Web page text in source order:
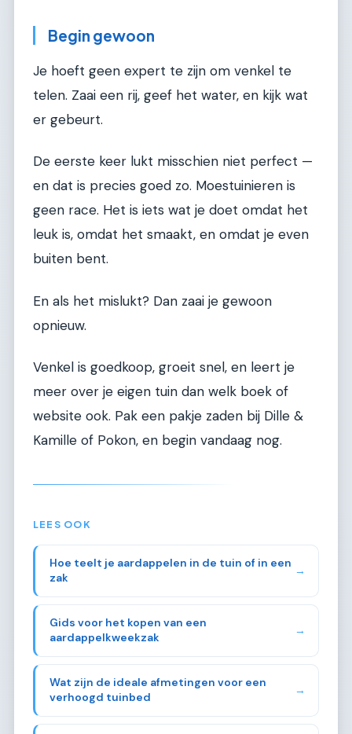
Begin gewoon
Je hoeft geen expert te zijn om venkel te
telen. Zaai een rij, geef het water, en kijk wat
er gebeurt.
De eerste keer lukt misschien niet perfect —
en dat is precies goed zo. Moestuinieren is
geen race. Het is iets wat je doet omdat het
leuk is, omdat het smaakt, en omdat je even
buiten bent.
En als het mislukt? Dan zaai je gewoon
opnieuw.
Venkel is goedkoop, groeit snel, en leert je
meer over je eigen tuin dan welk boek of
website ook. Pak een pakje zaden bij Dille &
Kamille of Pokon, en begin vandaag nog.
LEES OOK
Hoe teelt je aardappelen in de tuin of in een
zak
→
Gids voor het kopen van een
aardappelkweekzak
→
Wat zijn de ideale afmetingen voor een
verhoogd tuinbed
→